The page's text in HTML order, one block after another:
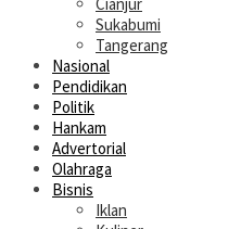
Sukabumi
Tangerang
Nasional
Pendidikan
Politik
Hankam
Advertorial
Olahraga
Bisnis
Iklan